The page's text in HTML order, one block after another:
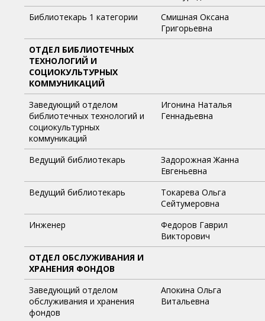
Библиотекарь 1 категории
Смишная Оксана
Григорьевна
ОТДЕЛ БИБЛИОТЕЧНЫХ
ТЕХНОЛОГИЙ И
СОЦИОКУЛЬТУРНЫХ
КОММУНИКАЦИЙ
Заведующий отделом
библиотечных технологий и
социокультурных
коммуникаций
Игонина Наталья
Геннадьевна
Ведущий библиотекарь
Задорожная Жанна
Евгеньевна
Ведущий библиотекарь
Токарева Ольга
Сейтумеровна
Инженер
Федоров Гаврил
Викторович
ОТДЕЛ ОБСЛУЖИВАНИЯ И
ХРАНЕНИЯ ФОНДОВ
Заведующий отделом
обслуживания и хранения
фондов
Апокина Ольга
Витальевна